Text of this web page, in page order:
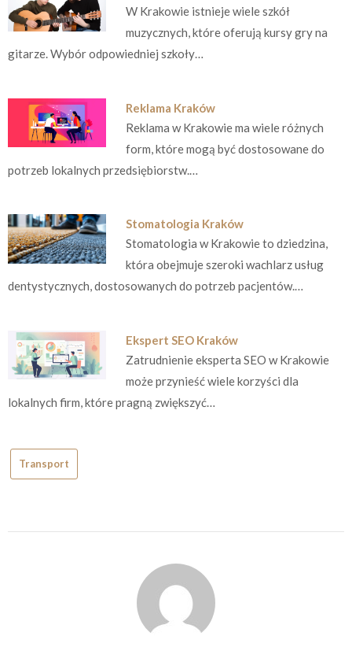
W Krakowie istnieje wiele szkół
muzycznych, które oferują kursy gry na
gitarze. Wybór odpowiedniej szkoły…
Reklama Kraków
Reklama w Krakowie ma wiele różnych
form, które mogą być dostosowane do
potrzeb lokalnych przedsiębiorstw.…
Stomatologia Kraków
Stomatologia w Krakowie to dziedzina,
która obejmuje szeroki wachlarz usług
dentystycznych, dostosowanych do potrzeb pacjentów.…
Ekspert SEO Kraków
Zatrudnienie eksperta SEO w Krakowie
może przynieść wiele korzyści dla
lokalnych firm, które pragną zwiększyć…
Transport